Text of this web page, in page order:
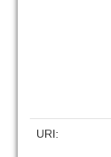
URI: